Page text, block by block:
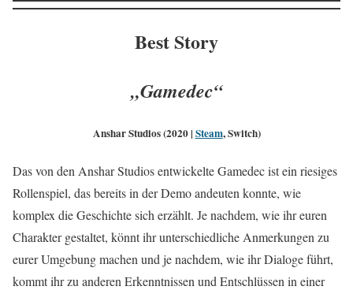
Best Story
„Gamedec“
Anshar Studios (2020 | Steam, Switch)
Das von den Anshar Studios entwickelte Gamedec ist ein riesiges
Rollenspiel, das bereits in der Demo andeuten konnte, wie
komplex die Geschichte sich erzählt. Je nachdem, wie ihr euren
Charakter gestaltet, könnt ihr unterschiedliche Anmerkungen zu
eurer Umgebung machen und je nachdem, wie ihr Dialoge führt,
kommt ihr zu anderen Erkenntnissen und Entschlüssen in einer